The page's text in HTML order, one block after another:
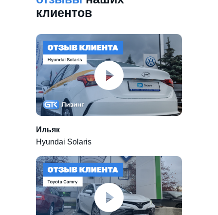
клиентов
Ильяк
Hyundai Solaris